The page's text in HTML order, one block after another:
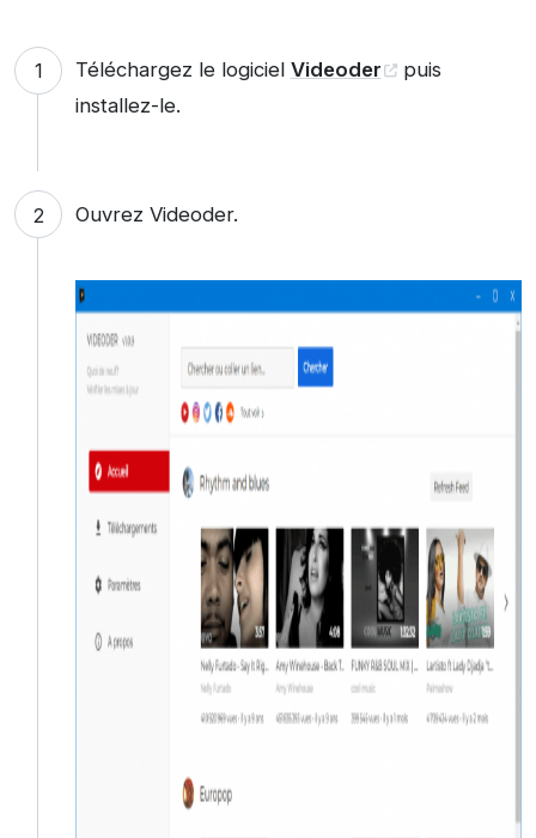
Téléchargez le logiciel Videoder
puis
installez-le.
Ouvrez Videoder.